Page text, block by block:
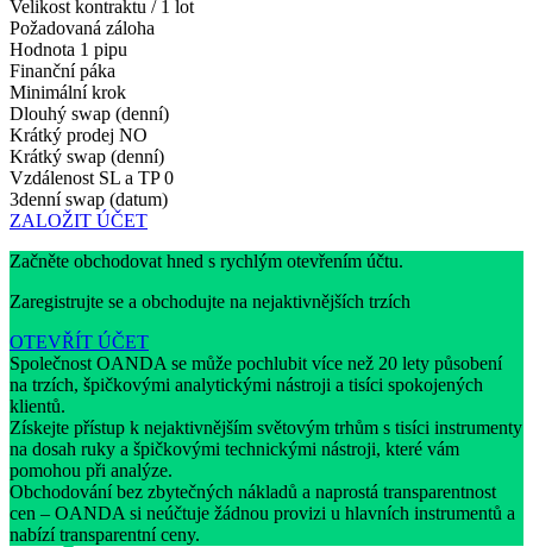
Velikost kontraktu / 1 lot
Požadovaná záloha
Hodnota 1 pipu
Finanční páka
Minimální krok
Dlouhý swap (denní)
Krátký prodej NO
Krátký swap (denní)
Vzdálenost SL a TP 0
3denní swap (datum)
ZALOŽIT ÚČET
Začněte obchodovat hned s rychlým otevřením účtu.
Zaregistrujte se a obchodujte na nejaktivnějších trzích
OTEVŘÍT ÚČET
Společnost OANDA se může pochlubit více než 20 lety působení
na trzích, špičkovými analytickými nástroji a tisíci spokojených
klientů.
Získejte přístup k nejaktivnějším světovým trhům s tisíci instrumenty
na dosah ruky a špičkovými technickými nástroji, které vám
pomohou při analýze.
Obchodování bez zbytečných nákladů a naprostá transparentnost
cen – OANDA si neúčtuje žádnou provizi u hlavních instrumentů a
nabízí transparentní ceny.